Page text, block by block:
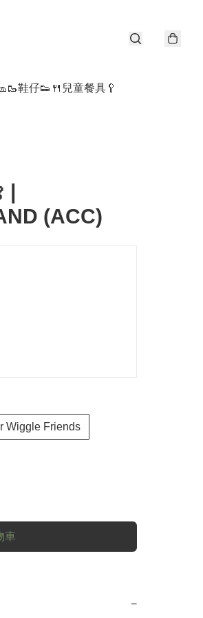
🥾鞋仔👟 🍴兒童餐具🥄
|
(ACC)
Wiggle Friends
車
−